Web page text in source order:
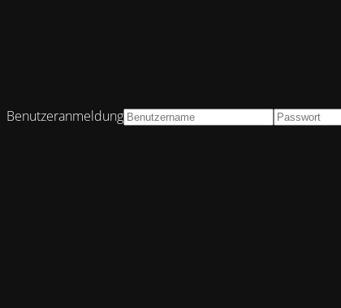
Benutzeranmeldung